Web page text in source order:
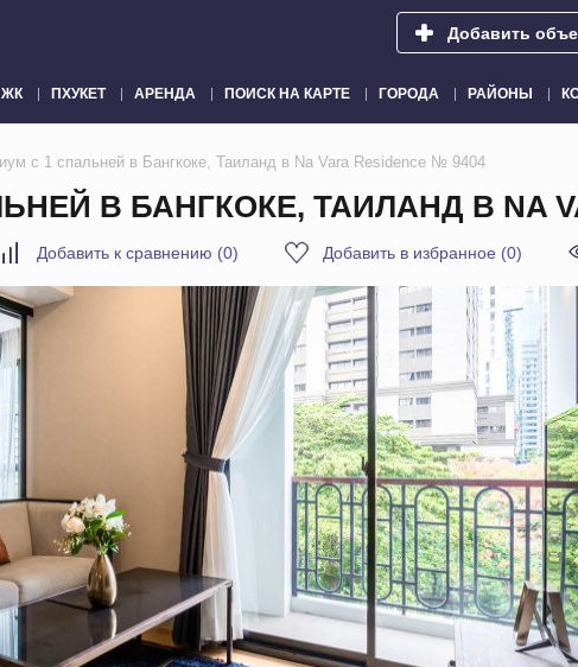
Добавить
ПХУКЕТ АРЕНДА ПОИСК НА КАРТЕ ГОРОДА РАЙОНЫ
с 1 спальней в Бангкоке, Таиланд в Na Vara Residence № 9404
В БАНГКОКЕ, ТАИЛАНД В NA
Добавить к сравнению (0) Добавить в избранное (0)